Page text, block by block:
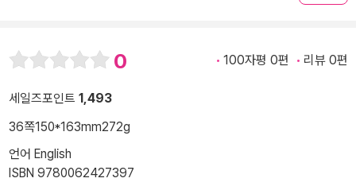
0 100자평 0편 리뷰 0편
세일즈포인트 1,493
36쪽150*163mm272g
언어 English
ISBN 9780062427397